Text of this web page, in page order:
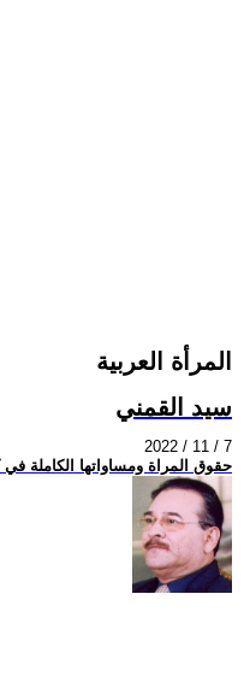
المرأة العربية
سيد القمني
2022 / 11 / 7
حقوق المراة ومساواتها الكاملة في